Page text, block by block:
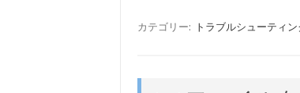
it e
カテゴリー: トラブルシューティン